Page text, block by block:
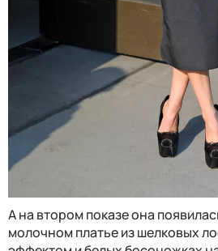
А на втором показе она
молочном платье из шелковых